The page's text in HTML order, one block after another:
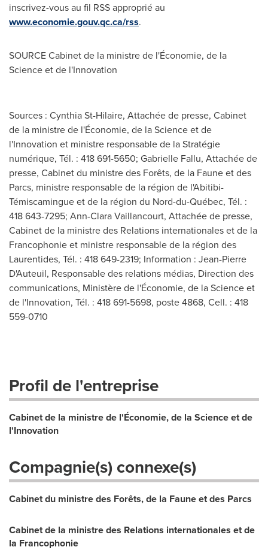
inscrivez-vous au fil RSS approprié au
www.economie.gouv.qc.ca/rss.
SOURCE Cabinet de la ministre de l'Économie, de la
Science et de l'Innovation
Sources : Cynthia St-Hilaire, Attachée de presse, Cabinet
de la ministre de l'Économie, de la Science et de
l'Innovation et ministre responsable de la Stratégie
numérique, Tél. : 418 691-5650; Gabrielle Fallu, Attachée de
presse, Cabinet du ministre des Forêts, de la Faune et des
Parcs, ministre responsable de la région de l'Abitibi-
Témiscamingue et de la région du Nord-du-Québec, Tél. :
418 643-7295; Ann-Clara Vaillancourt, Attachée de presse,
Cabinet de la ministre des Relations internationales et de la
Francophonie et ministre responsable de la région des
Laurentides, Tél. : 418 649-2319; Information : Jean-Pierre
D'Auteuil, Responsable des relations médias, Direction des
communications, Ministère de l'Économie, de la Science et
de l'Innovation, Tél. : 418 691-5698, poste 4868, Cell. : 418
559-0710
Profil de l'entreprise
Cabinet de la ministre de l'Économie, de la Science et de
l'Innovation
Compagnie(s) connexe(s)
Cabinet du ministre des Forêts, de la Faune et des Parcs
Cabinet de la ministre des Relations internationales et de
la Francophonie